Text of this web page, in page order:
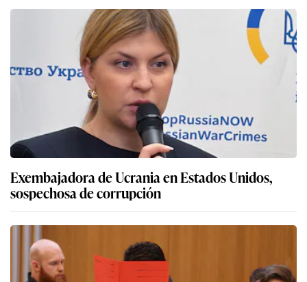
Exembajadora de Ucrania en Estados Unidos,
sospechosa de corrupción